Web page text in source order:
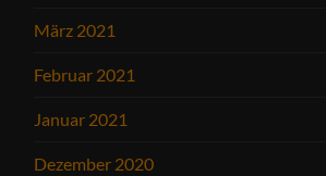
März 2021
Februar 2021
Januar 2021
Dezember 2020